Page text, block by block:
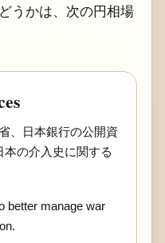
うかは、次の円相場
、日本銀行の公開資
の介入史に関する
better manage war